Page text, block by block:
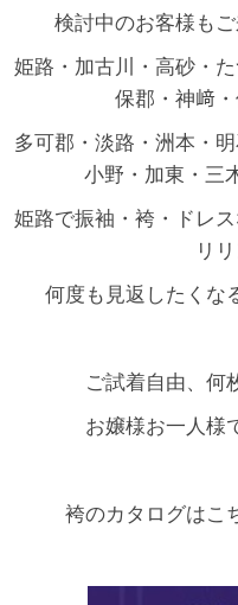
検討中のお客様も
姫路・加古川・高砂・
保郡・神﨑
多可郡・淡路・洲本・
小野・加東・三
姫路で振袖・袴・ドレ
リ
何度も見返したく
ご試着自由、何
お嬢様お一人様
袴のカタログはこ